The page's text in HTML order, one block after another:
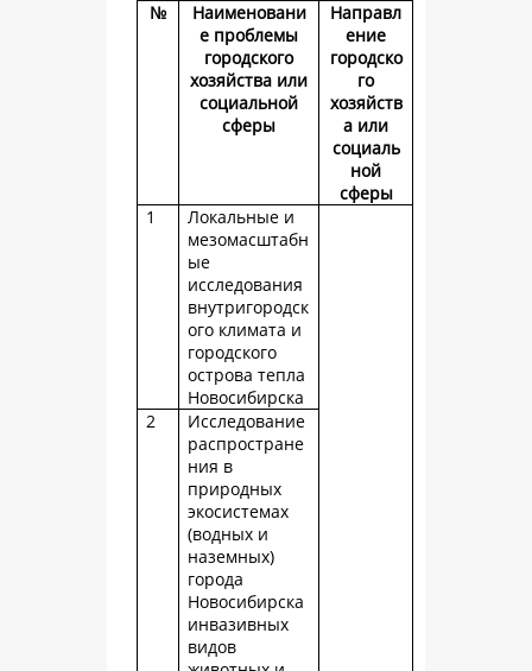
№
Наименовани
е проблемы
городского
хозяйства или
социальной
сферы
Направл
ение
городско
го
хозяйств
а или
социаль
ной
сферы
1
Локальные и
мезомасштабн
ые
исследования
внутригородск
ого климата и
городского
острова тепла
Новосибирска
2
Исследование
распростране
ния в
природных
экосистемах
(водных и
наземных)
города
Новосибирска
инвазивных
видов